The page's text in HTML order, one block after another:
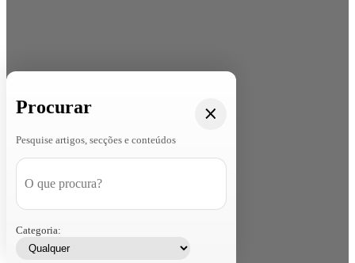
Procurar
Pesquise artigos, secções e conteúdos
Categoria: